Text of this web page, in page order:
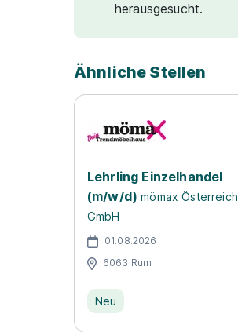
herausgesucht.
Ähnliche Stellen
Lehrling Einzelhandel
(m/w/d) mömax Österreich
GmbH
01.08.2026
6063 Rum
Neu